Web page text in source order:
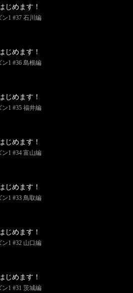
じめます！
ン1 #37 石川編
じめます！
ン1 #36 島根編
じめます！
ン1 #35 福井編
じめます！
ン1 #34 富山編
じめます！
ン1 #33 鳥取編
じめます！
ン1 #32 山口編
じめます！
ン1 #31 茨城編